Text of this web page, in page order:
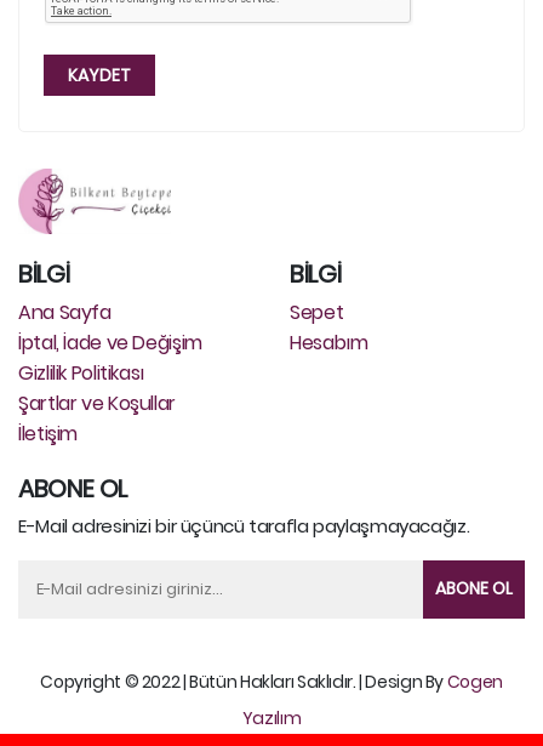
KAYDET
BİLGİ
Ana Sayfa
İptal, İade ve Değişim
Gizlilik Politikası
Şartlar ve Koşullar
İletişim
BİLGİ
Sepet
Hesabım
ABONE OL
E-Mail adresinizi bir üçüncü tarafla paylaşmayacağız.
ABONE OL
Copyright © 2022 | Bütün Hakları Saklıdır. | Design ByCogen
Yazılım